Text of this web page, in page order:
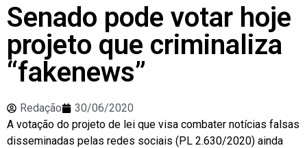
Senado pode votar hoje
projeto que criminaliza
“fakenews”
Redação
30/06/2020
A votação do projeto de lei que visa combater notícias falsas
disseminadas pelas redes sociais (PL 2.630/2020) ainda